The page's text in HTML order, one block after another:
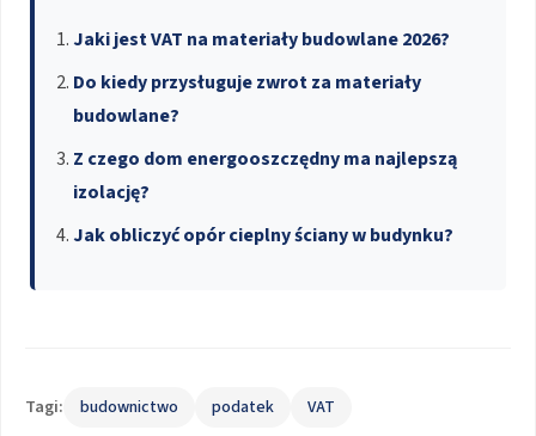
Jaki jest VAT na materiały budowlane 2026?
Do kiedy przysługuje zwrot za materiały
budowlane?
Z czego dom energooszczędny ma najlepszą
izolację?
Jak obliczyć opór cieplny ściany w budynku?
Tagi: budownictwo podatek VAT